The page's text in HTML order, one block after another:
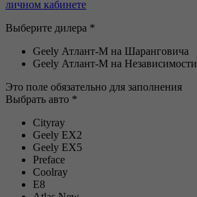
личном кабинете
Выберите дилера *
Geely Атлант-М на Шаранговича
Geely Атлант-М на Независимости
Это поле обязательно для заполнения
Выбрать авто *
Cityray
Geely EX2
Geely EX5
Preface
Coolray
E8